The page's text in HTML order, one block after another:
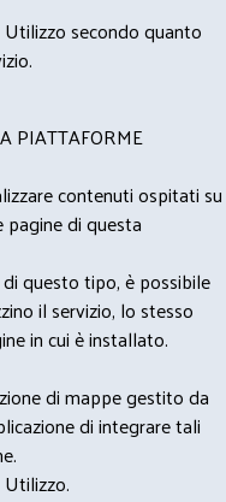
secondo quanto
PIATTAFORME
contenuti ospitati su
di questa
questo tipo, è possibile
il servizio, lo stesso
in cui è installato.
di mappe gestito da
di integrare tali